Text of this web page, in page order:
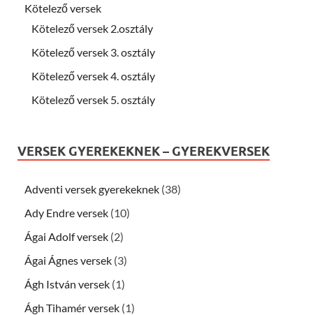
Kötelező versek
Kötelező versek 2.osztály
Kötelező versek 3. osztály
Kötelező versek 4. osztály
Kötelező versek 5. osztály
VERSEK GYEREKEKNEK – GYEREKVERSEK
Adventi versek gyerekeknek (38)
Ady Endre versek (10)
Ágai Adolf versek (2)
Ágai Ágnes versek (3)
Ágh István versek (1)
Ágh Tihamér versek (1)